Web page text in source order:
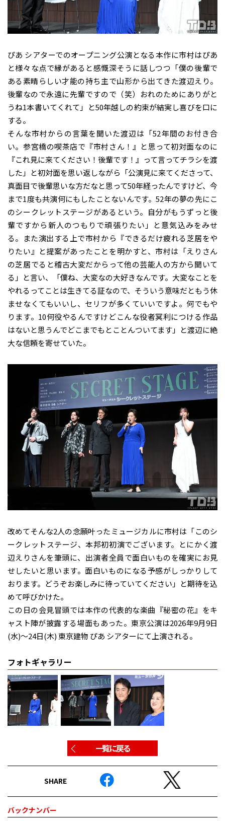
ぴあ シアターでのオープニング公演となる本作に市村はぴあ
と様々な点で縁があると感慨深そうに話しつつ「僕の後輩で
ある素晴らしい才能の持ち主で山形から出てきた渡辺えり。
後輩なので永遠に先輩ですので（笑）おれのためにありがと
うね1本書いてくれて」と50年越しの約束が結実し喜びを口に
する。
そんな市村からの言葉を聞いた渡辺は「52年間のお付き合
い。参宮橋の喫茶店で『市村さん！』と思って初対面なのに
『これ見に来てください！後輩です！』って言ってチラシを渡
した」と初対面を思い返しながら「公演見に来てくださって、
真面目で後輩思いな方だなと思って50年経ったんですけど、今
まで1度も共演何にもしたことないんです。52年の夢の先にこ
のシークレットステージがあるという。自分がもうずっと後
輩ですから新人のつもりで頑張りたい」と意気込みをみせ
る。また演出する上で市村から『できるだけ疲れる芝居をや
りたい』と提案があったことを明かすと、市村は「えりさん
の芝居でると稽古大変だからって他の芸能人の方から聞いて
る」と言い、「僕ね、大変なの大好きなんです。大変なことを
やれるってことは生きてる証なので、そういう意味だともう休
ませなくてもいいし、セリフが多くていいですよ。何でもや
ります。10何役やるんですけどこんな役者冥利につける作品
はないと思うんでどこまでもとことんついてます」と渡辺に絶
大な信頼を寄せていた。
改めてそんな2人の念願叶ったミュージカルに市村は「このシ
ークレットステージ、本邦初初演でございます。とにかく渡
辺えりさんを筆頭に、出演者全員で面白いものを確実にお見
せしたいと思います。面白いものになる予感がしっかりして
おります。どうぞお楽しみに待っていてください」と期待を込
めて呼びかけた。
この日の会見冒頭では本作の代表的な楽曲『秘密の花』をキ
ャスト陣が披露する場面もあった。東京公演は2026年9月9日
(水)～24日(木) 東京建物 ぴあ シアターにて上演される。
フォトギャラリー
一覧に戻る
SHARE
バックナンバー